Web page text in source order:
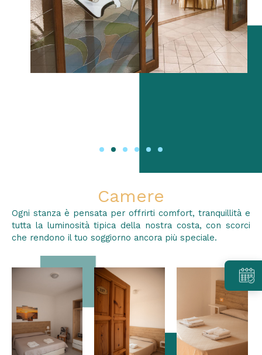
Camere
Ogni stanza è pensata per offrirti comfort, tranquillità e
tutta la luminosità tipica della nostra costa, con scorci
che rendono il tuo soggiorno ancora più speciale.